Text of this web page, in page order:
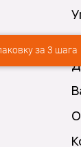
за 3 шага